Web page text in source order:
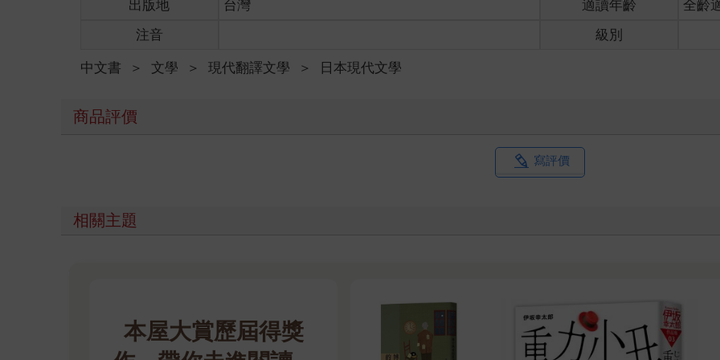
出版地 台灣 適讀年齡
全齡
注音
級別
中文書 ＞ 文學 ＞ 現代翻譯文學 ＞ 日本現代文學
商品評價
寫評價
相關主題
本屋大賞歷屆得獎